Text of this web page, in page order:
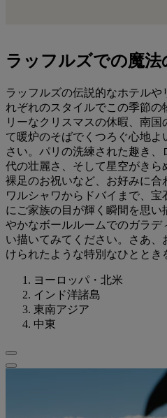
ラッフルズでの魔法
ラッフルズの伝説的なホテル
れぞれのスタイルでこの季節
リーなクリスマスの休暇、南
て暖炉のそばでくつろぐ心地
さい。パリの洗練された趣き
代の壮麗さ、そして星空がき
裸足のお祝いなど、お好みに合
ワルシャワからドバイまで、宝
にご家族の目が輝く瞬間を思
やかなボールルームでのガラデ
い描いてみてください。さあ
けられたような特別なひととき
ヨーロッパ・北米
インド洋諸島
東南アジア
中東